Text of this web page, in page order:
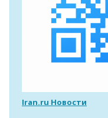
Iran.ru Новости